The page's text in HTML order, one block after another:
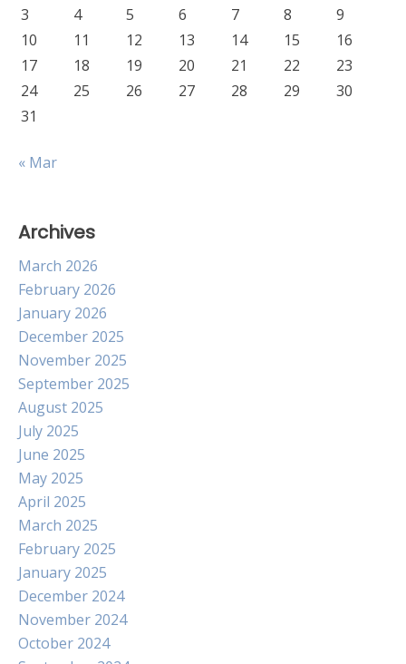
3
4 5 6 7 8
9
10
11 12 13 14 15
16
17
18 19 20 21 22
23
24
25 26 27 28 29
30
31
« Mar
Archives
March 2026
February 2026
January 2026
December 2025
November 2025
September 2025
August 2025
July 2025
June 2025
May 2025
April 2025
March 2025
February 2025
January 2025
December 2024
November 2024
October 2024